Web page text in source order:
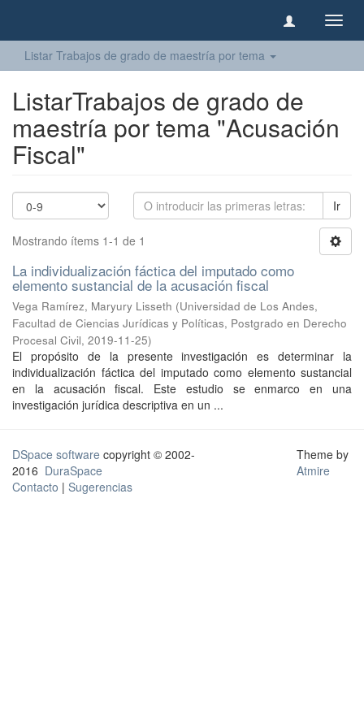
Listar Trabajos de grado de maestría por tema
ListarTrabajos de grado de
maestría por tema "Acusación
Fiscal"
Ir
Mostrando ítems 1-1 de 1
La individualización fáctica del imputado como
elemento sustancial de la acusación fiscal
Vega Ramírez, Maryury Lisseth (Universidad de Los Andes,
Facultad de Ciencias Jurídicas y Políticas, Postgrado en Derecho
Procesal Civil, 2019-11-25)
El propósito de la presente investigación es determinar la
individualización fáctica del imputado como elemento sustancial
en la acusación fiscal. Este estudio se enmarco en una
investigación jurídica descriptiva en un ...
DSpace software copyright © 2002-
2016 DuraSpace
Contacto | Sugerencias
Theme by
Atmire